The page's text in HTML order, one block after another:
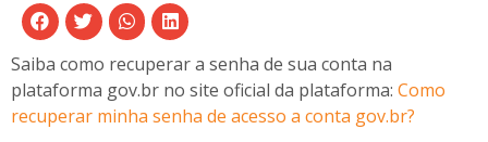
Saiba como recuperar a senha de sua conta na
plataforma gov.br no site oficial da plataforma: Como
recuperar minha senha de acesso a conta gov.br?